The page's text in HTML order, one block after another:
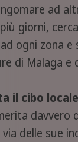
ad
giorni,
ogni zona
di Malaga e
il cibo locale
davvero
delle sue